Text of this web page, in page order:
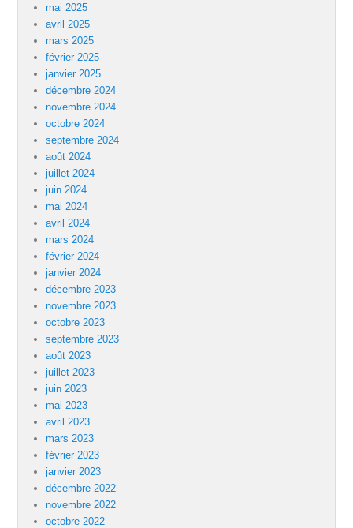
mai 2025
avril 2025
mars 2025
février 2025
janvier 2025
décembre 2024
novembre 2024
octobre 2024
septembre 2024
août 2024
juillet 2024
juin 2024
mai 2024
avril 2024
mars 2024
février 2024
janvier 2024
décembre 2023
novembre 2023
octobre 2023
septembre 2023
août 2023
juillet 2023
juin 2023
mai 2023
avril 2023
mars 2023
février 2023
janvier 2023
décembre 2022
novembre 2022
octobre 2022